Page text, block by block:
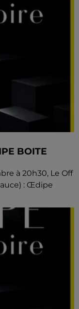
BOITE
à 20h30, Le Off
: Œdipe